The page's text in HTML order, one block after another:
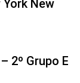
New
2º Grupo E